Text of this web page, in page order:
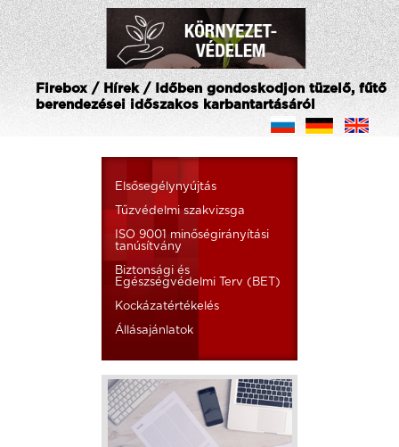
Firebox / Hírek / Időben gondoskodjon tüzelő, fűtő
berendezései időszakos karbantartásáról
Elsősegélynyújtás
Tűzvédelmi szakvizsga
ISO 9001 minőségirányítási
tanúsítvány
Biztonsági és
Egészségvédelmi Terv (BET)
Kockázatértékelés
Állásajánlatok